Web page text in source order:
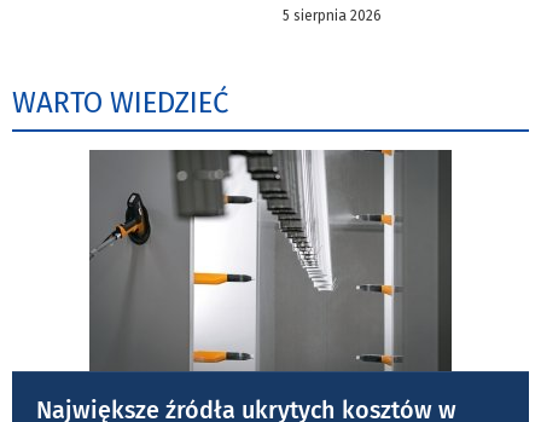
5 sierpnia 2026
WARTO WIEDZIEĆ
Największe źródła ukrytych kosztów w